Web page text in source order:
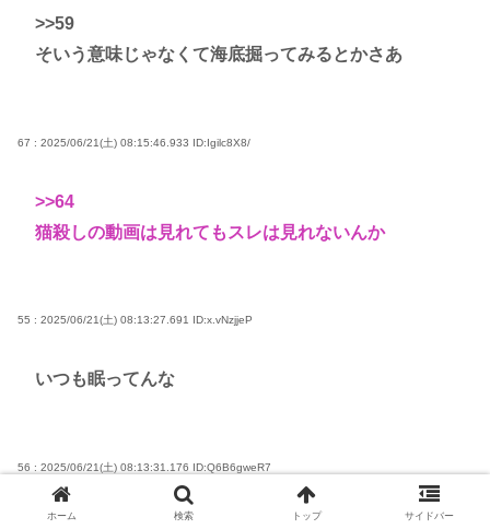
>>59
そいう意味じゃなくて海底掘ってみるとかさあ
67 : 2025/06/21(土) 08:15:46.933 ID:Igilc8X8/
>>64
猫殺しの動画は見れてもスレは見れないんか
55 : 2025/06/21(土) 08:13:27.691 ID:x.vNzjjeP
いつも眠ってんな
56 : 2025/06/21(土) 08:13:31.176 ID:Q6B6gweR7
ホーム 検索 トップ サイドバー